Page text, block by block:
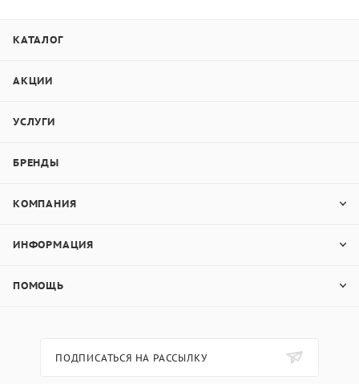
КАТАЛОГ
АКЦИИ
УСЛУГИ
БРЕНДЫ
КОМПАНИЯ
ИНФОРМАЦИЯ
ПОМОЩЬ
ПОДПИСАТЬСЯ НА РАССЫЛКУ